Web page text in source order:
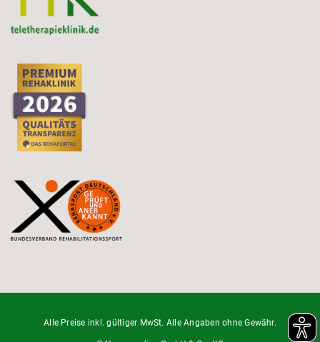
Alle Preise inkl. gültiger MwSt. Alle Angaben ohne Gewähr.